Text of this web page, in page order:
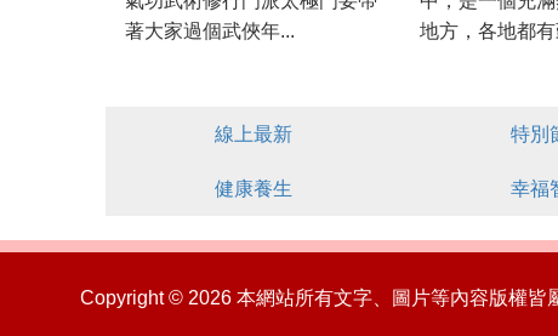
著大家過個武俠年...
地方，各地都有
線上最新 特別
健康養生 幸福
Copyright © 2026 本網站所有文字、圖片等內容版權